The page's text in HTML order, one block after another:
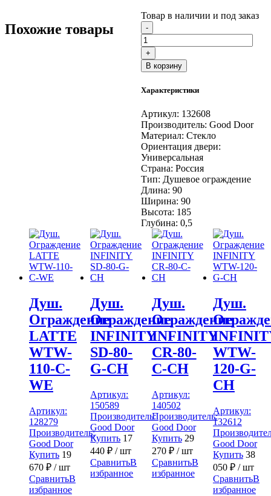
Товар в наличии и под заказ
- Количество
товара
Душ.
Ограждение
LATTE
90-
WE
+
В корзину
Характеристики
Артикул: 132608
Производитель: Good Door
Материал: Стекло
Ориентация двери:
Универсальная
Страна: Россия
Тип: Душевое ограждение
Длина: 90
Ширина: 90
Высота: 185
Глубина: 0,5
Похожие товары
Душ.
Ограждение
LATTE
WTW-
110-C-
WE
Артикул:
128279
Производитель:
Good Door
Купить 19
670 ₽ / шт
СравнитьВ
избранное
Душ.
Ограждение
INFINITY
SD-80-
G-CH
Артикул:
150589
Производитель:
Good Door
Купить 17
440₽ / шт
СравнитьВ
избранное
Душ.
Ограждение
INFINITY
CR-80-
C-CH
Артикул:
140502
Производитель:
Good Door
Купить 29
270 ₽/ шт
СравнитьВ
избранное
Душ.
WTW-
120-G-
CH
Артикул:
132612
Good Door
Купить 38
050 ₽/ шт
СравнитьВ
избранное